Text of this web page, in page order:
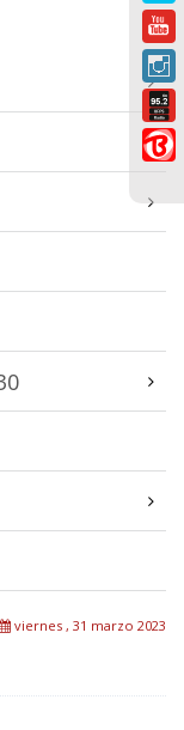
viernes , 31 marzo 2023